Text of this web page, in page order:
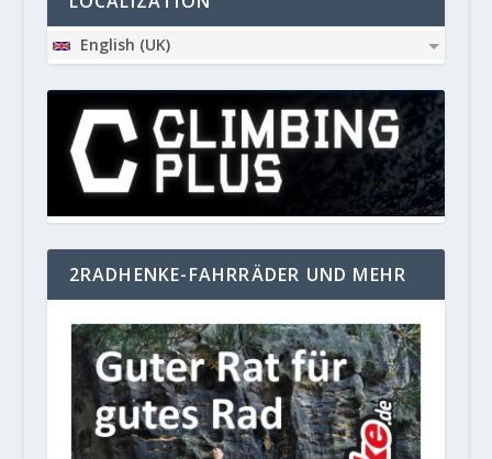
English (UK)
2RADHENKE-FAHRRÄDER UND MEHR